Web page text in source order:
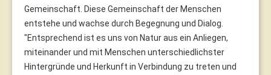
Gemeinschaft. Diese Gemeinschaft der Menschen
entstehe und wachse durch Begegnung und Dialog.
"Entsprechend ist es uns von Natur aus ein Anliegen,
miteinander und mit Menschen unterschiedlichster
Hintergründe und Herkunft in Verbindung zu treten und